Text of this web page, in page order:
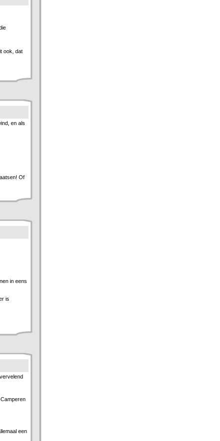
ook, dat
en als
Of
in eens
is
een